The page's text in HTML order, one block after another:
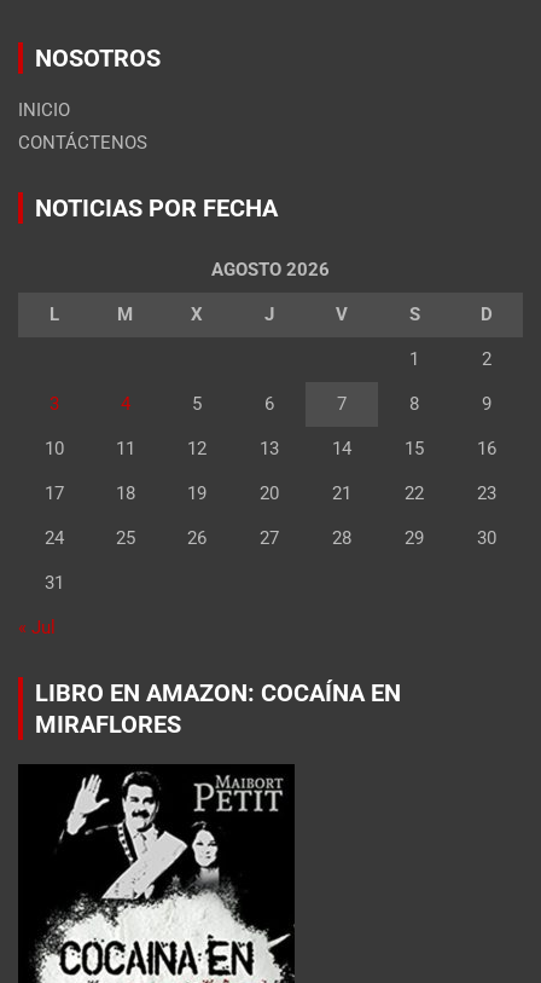
NOSOTROS
INICIO
CONTÁCTENOS
NOTICIAS POR FECHA
AGOSTO 2026
L M X J V S D
1 2
3 4 5 6 7 8 9
10 11 12 13 14 15 16
17 18 19 20 21 22 23
24 25 26 27 28 29 30
31
« Jul
LIBRO EN AMAZON: COCAÍNA EN
MIRAFLORES